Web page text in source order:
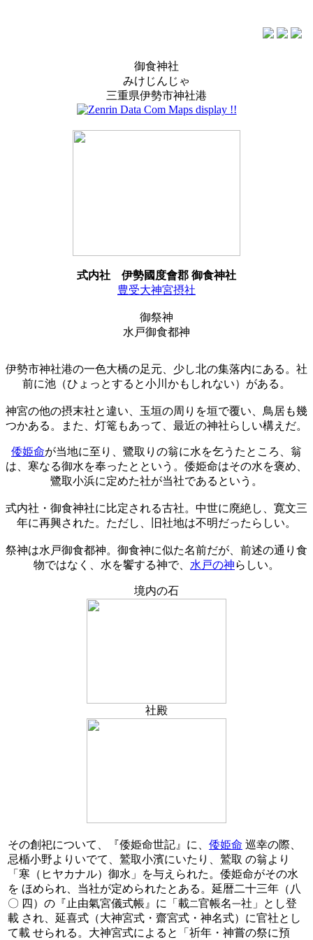
御食神社
みけじんじゃ
三重県伊勢市神社港
式内社
伊勢國度會郡 御食神社
豊受大神宮摂社
御祭神
水戸御食都神
伊勢市神社港の一色大橋の足元、少し北の集落内にある。社
前に池（ひょっとすると小川かもしれない）がある。
神宮の他の摂末社と違い、玉垣の周りを垣で覆い、鳥居も幾
つかある。また、灯篭もあって、最近の神社らしい構えだ。
倭姫命が当地に至り、鷺取りの翁に水を乞うたところ、翁
は、寒なる御水を奉ったとという。倭姫命はその水を褒め、
鷺取小浜に定めた社が当社であるという。
式内社・御食神社に比定される古社。中世に廃絶し、寛文三
年に再興された。ただし、旧社地は不明だったらしい。
祭神は水戸御食都神。御食神に似た名前だが、前述の通り食
物ではなく、水を饗する神で、 水戸の神らしい。
境内の石
社殿
その創祀について、『倭姫命世記』に、 倭姫命 巡幸の際、
忌楯小野よりいでて、鷲取小濱にいたり、鷲取 の翁より
「寒（ヒヤカナル）御水」を与えられた。倭姫命がその水
を ほめられ、当社が定められたとある。延暦二十三年（八
〇 四）の『止由氣宮儀式帳』に「載二官帳名一社」とし登
載 され、延喜式（大神宮式・齋宮式・神名式）に官社とし
て載 せられる。大神宮式によると「祈年・神嘗の祭に預